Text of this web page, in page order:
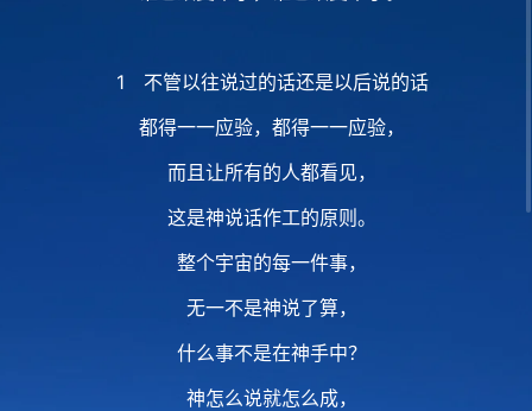
1 不管以往说过的话还是以后说的话
都得一一应验，都得一一应验，
而且让所有的人都看见，
这是神说话作工的原则。
整个宇宙的每一件事，
无一不是神说了算，
什么事不是在神手中？
神怎么说就怎么成，